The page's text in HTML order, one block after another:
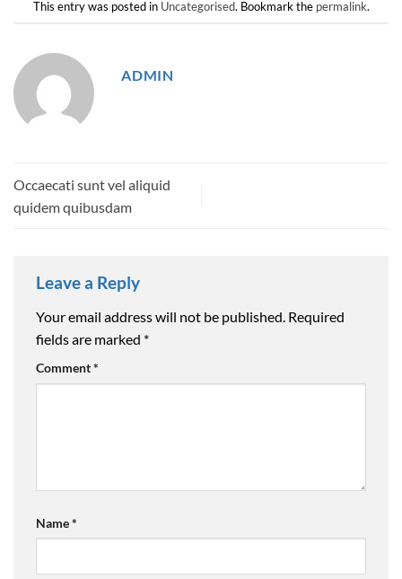
This entry was posted in Uncategorised. Bookmark the permalink.
ADMIN
Occaecati sunt vel aliquid
quidem quibusdam
Leave a Reply
Your email address will not be published. Required
fields are marked *
Comment*
Name*